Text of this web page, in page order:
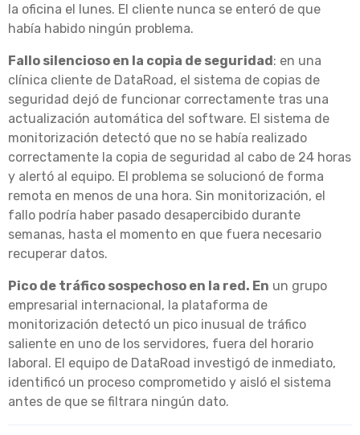
la oficina el lunes. El cliente nunca se enteró de que
había habido ningún problema.
Fallo silencioso en la copia de seguridad: en una
clínica cliente de DataRoad, el sistema de copias de
seguridad dejó de funcionar correctamente tras una
actualización automática del software. El sistema de
monitorización detectó que no se había realizado
correctamente la copia de seguridad al cabo de 24 horas
y alertó al equipo. El problema se solucionó de forma
remota en menos de una hora. Sin monitorización, el
fallo podría haber pasado desapercibido durante
semanas, hasta el momento en que fuera necesario
recuperar datos.
Pico de tráfico sospechoso en la red. En un grupo
empresarial internacional, la plataforma de
monitorización detectó un pico inusual de tráfico
saliente en uno de los servidores, fuera del horario
laboral. El equipo de DataRoad investigó de inmediato,
identificó un proceso comprometido y aisló el sistema
antes de que se filtrara ningún dato.